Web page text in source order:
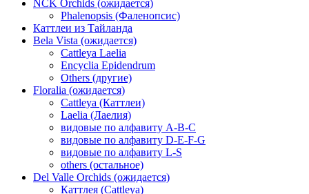
NCK Orchids (ожидается)
Phalenopsis (Фаленопсис)
Каттлеи из Тайланда
Bela Vista (ожидается)
Cattleya Laelia
Encyclia Epidendrum
Others (другие)
Floralia (ожидается)
Cattleya (Каттлеи)
Laelia (Лаелия)
видовые по алфавиту A-B-C
видовые по алфавиту D-E-F-G
видовые по алфавиту L-S
others (остальное)
Del Valle Orchids (ожидается)
Каттлея (Cattleya)